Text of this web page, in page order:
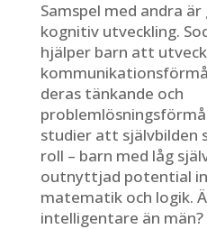
Samspel med andra
kognitiv utveckling.
hjälper barn att
deras tänkande och
studier att självbilden
roll – barn med låg
outnyttjad potential
matematik och logik.
intelligentare än män?